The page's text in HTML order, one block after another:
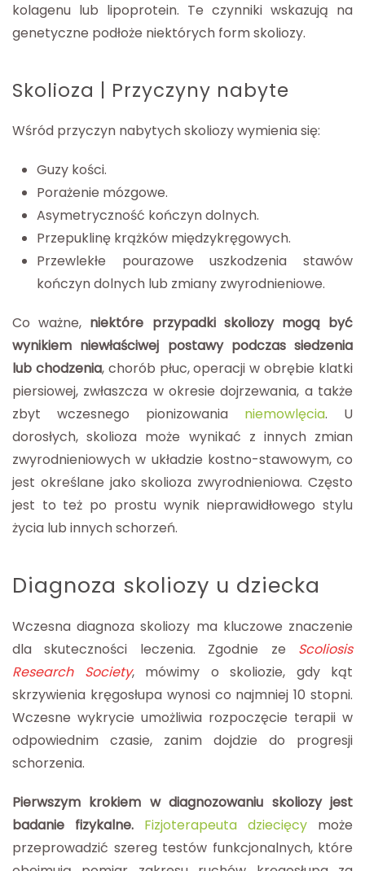
kolagenu lub lipoprotein. Te czynniki wskazują na
genetyczne podłoże niektórych form skoliozy.
Skolioza | Przyczyny nabyte
Wśród przyczyn nabytych skoliozy wymienia się:
Guzy kości.
Porażenie mózgowe.
Asymetryczność kończyn dolnych.
Przepuklinę krążków międzykręgowych.
Przewlekłe pourazowe uszkodzenia stawów
kończyn dolnych lub zmiany zwyrodnieniowe.
Co ważne, niektóre przypadki skoliozy mogą być
wynikiem niewłaściwej postawy podczas siedzenia
lub chodzenia, chorób płuc, operacji w obrębie klatki
piersiowej, zwłaszcza w okresie dojrzewania, a także
zbyt wczesnego pionizowania niemowlęcia. U
dorosłych, skolioza może wynikać z innych zmian
zwyrodnieniowych w układzie kostno-stawowym, co
jest określane jako skolioza zwyrodnieniowa. Często
jest to też po prostu wynik nieprawidłowego stylu
życia lub innych schorzeń.
Diagnoza skoliozy u dziecka
Wczesna diagnoza skoliozy ma kluczowe znaczenie
dla skuteczności leczenia. Zgodnie ze Scoliosis
Research Society, mówimy o skoliozie, gdy kąt
skrzywienia kręgosłupa wynosi co najmniej 10 stopni.
Wczesne wykrycie umożliwia rozpoczęcie terapii w
odpowiednim czasie, zanim dojdzie do progresji
schorzenia.
Pierwszym krokiem w diagnozowaniu skoliozy jest
badanie fizykalne. Fizjoterapeuta dziecięcy może
przeprowadzić szereg testów funkcjonalnych, które